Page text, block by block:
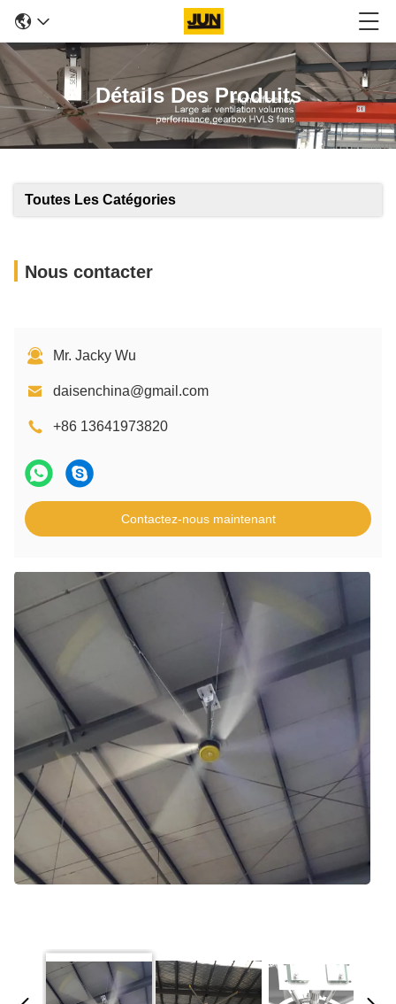
Détails Des Produits
Toutes Les Catégories
Nous contacter
Mr. Jacky Wu
daisenchina@gmail.com
+86 13641973820
Contactez-nous maintenant